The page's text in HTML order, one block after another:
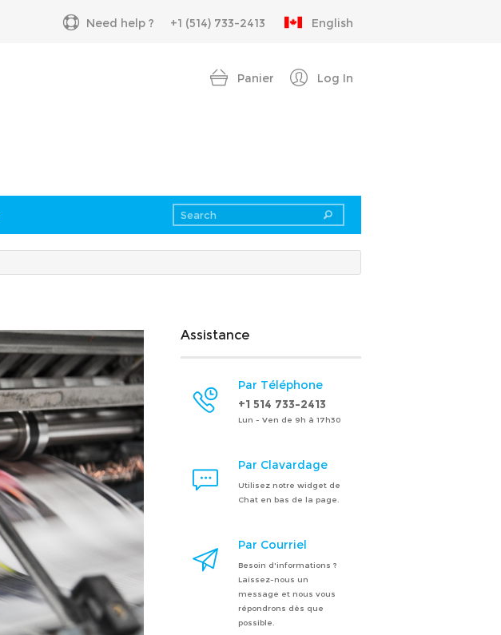
Need help ? +1 (514) 733-2413 English
Panier Log In
Assistance
Par Téléphone
+1 514 733-2413
Lun - Ven de 9h à 17h30
Par Clavardage
Utilisez notre widget de
Chat en bas de la page.
Par Courriel
Besoin d'informations ?
Laissez-nous un
message et nous vous
répondrons dès que
possible.